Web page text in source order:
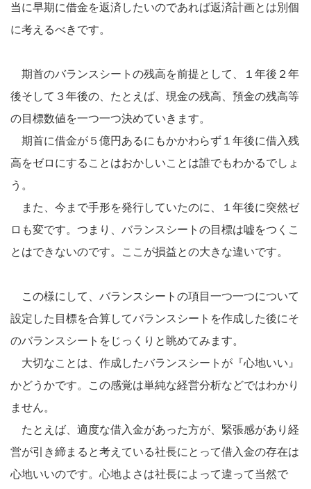
当に早期に借金を返済したいのであれば返済計画とは別個
に考えるべきです。
期首のバランスシートの残高を前提として、１年後２年
後そして３年後の、たとえば、現金の残高、預金の残高等
の目標数値を一つ一つ決めていきます。
期首に借金が５億円あるにもかかわらず１年後に借入残
高をゼロにすることはおかしいことは誰でもわかるでしょ
う。
また、今まで手形を発行していたのに、１年後に突然ゼ
ロも変です。つまり、バランスシートの目標は嘘をつくこ
とはできないのです。ここが損益との大きな違いです。
この様にして、バランスシートの項目一つ一つについて
設定した目標を合算してバランスシートを作成した後にそ
のバランスシートをじっくりと眺めてみます。
大切なことは、作成したバランスシートが『心地いい』
かどうかです。この感覚は単純な経営分析などではわかり
ません。
たとえば、適度な借入金があった方が、緊張感があり経
営が引き締まると考えている社長にとって借入金の存在は
心地いいのです。心地よさは社長によって違って当然で